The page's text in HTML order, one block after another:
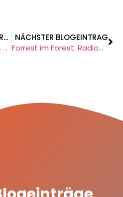
VORHERIGER BLOGEINTRAG
Wissenschaftsjahr 2014 – DIE DIGITALE GESELLSCHAFT
NÄCHSTER BLOGEINTRAG
Forrest im Forest: Radiowerbung mit Synchronsprecher